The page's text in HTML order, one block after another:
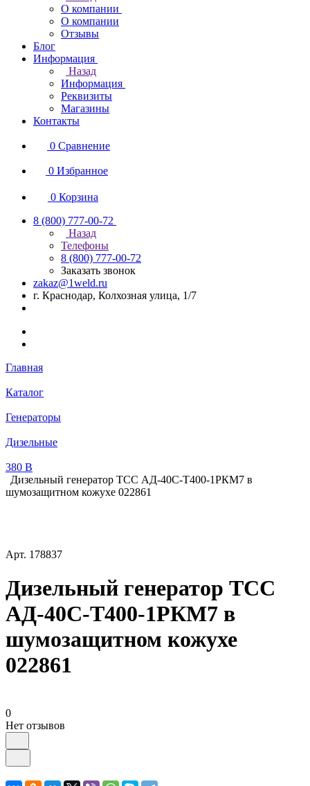
О компании
О компании
Отзывы
Блог
Информация
Назад
Информация
Реквизиты
Магазины
Контакты
0 Сравнение
0 Избранное
0 Корзина
8 (800) 777-00-72
Назад
Телефоны
8 (800) 777-00-72
Заказать звонок
zakaz@1weld.ru
г. Краснодар, Колхозная улица, 1/7
Главная
Каталог
Генераторы
Дизельные
380 В
Дизельный генератор ТСС АД-40С-Т400-1РКМ7 в
шумозащитном кожухе 022861
Арт. 178837
Дизельный генератор ТСС
АД-40С-Т400-1РКМ7 в
шумозащитном кожухе
022861
0
Нет отзывов